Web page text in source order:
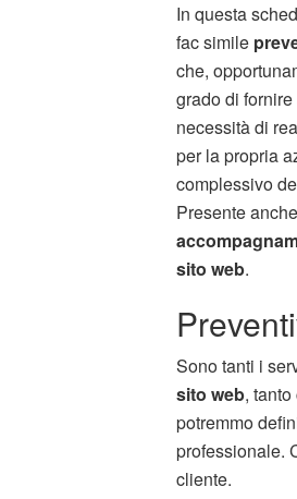
In questa
fac simile
che,
grado di
necessità di
per la propria
complessivo
Presente
sito web.
Sono tanti i
sito web,
potremmo
professionale.
cliente.